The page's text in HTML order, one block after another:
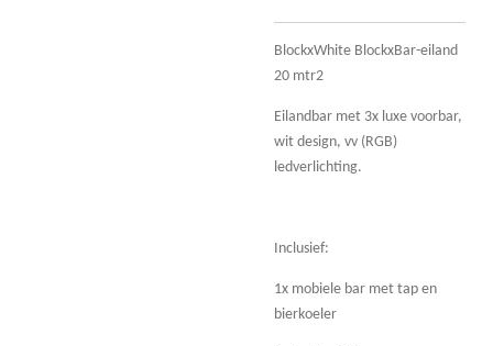
BlockxWhite BlockxBar-eiland
20 mtr2
Eilandbar met 3x luxe voorbar,
wit design, vv (RGB)
ledverlichting.
Inclusief:
1x mobiele bar met tap en
bierkoeler